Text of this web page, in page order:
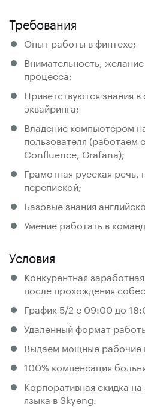
Требования
Опыт работы в финтехе;
Внимательность,
процесса;
Приветствуются знания
эквайринга;
Владение компьютером
пользователя (работаем
Confluence, Grafana);
Грамотная русская речь,
перепиской;
Базовые знания
Умение работать в
Условия
Конкурентная
после прохождения
График 5/2 c 09:00 до
Удаленный формат
Выдаем мощные рабочие
100% компенсация
Корпоративная скидка
языка в Skyeng.